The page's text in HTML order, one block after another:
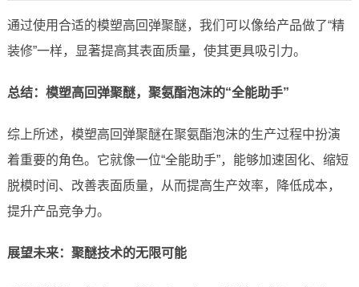
通过使用合适的模塑高回弹聚醚，我们可以像给产品做了“精
装修”一样，显著提高其表面质量，使其更具吸引力。
总结：模塑高回弹聚醚，聚氨酯泡沫的“全能助手”
综上所述，模塑高回弹聚醚在聚氨酯泡沫的生产过程中扮演
着重要的角色。它就像一位“全能助手”，能够加速固化、缩短
脱模时间、改善表面质量，从而提高生产效率，降低成本，
提升产品竞争力。
展望未来：聚醚技术的无限可能